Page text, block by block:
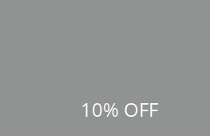
10% OFF